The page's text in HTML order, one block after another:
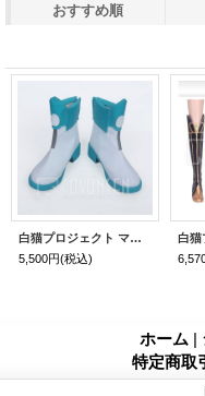
おすすめ順
白猫プロジェクト マコト コスプレ靴
5,500円(税込)
ホーム |
特定商取